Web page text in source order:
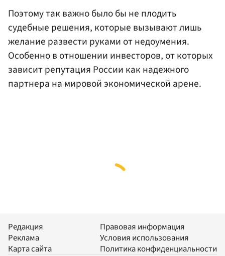
Поэтому так важно было бы не плодить
судебные решения, которые вызывают лишь
желание развести руками от недоумения.
Особенно в отношении инвесторов, от которых
зависит репутация России как надежного
партнера на мировой экономической арене.
Редакция
Реклама
Карта сайта
Правовая информация
Условия использования
Политика конфиденциальности